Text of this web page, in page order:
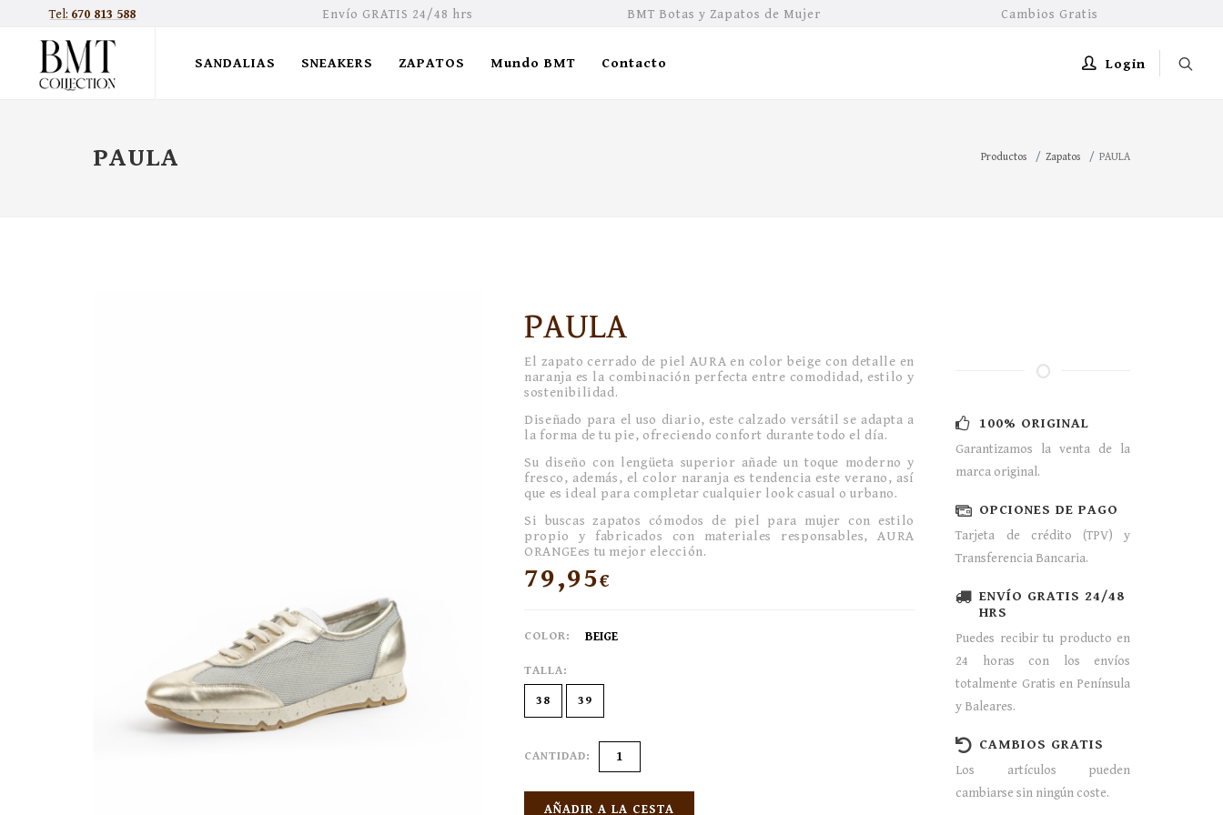
Tel: 670 813 588 Envío GRATIS 24/48 hrs BMT Botas y Zapatos de Mujer Cambios Gratis
SANDALIAS SNEAKERS ZAPATOS Mundo BMT Contacto Login
PAULA Productos Zapatos PAULA
PAULA
El zapato cerrado de piel AURA en color beige con detalle en
naranja es la combinación perfecta entre comodidad, estilo y
sostenibilidad.
Diseñado para el uso diario, este calzado versátil se adapta a
la forma de tu pie, ofreciendo confort durante todo el día.
Su diseño con lengüeta superior añade un toque moderno y
fresco, además, el color naranja es tendencia este verano, así
que es ideal para completar cualquier look casual o urbano.
Si buscas zapatos cómodos de piel para mujer con estilo
propio y fabricados con materiales responsables, AURA
ORANGEes tu mejor elección.
79,95€
COLOR: BEIGE
TALLA:
38 39
CANTIDAD:
AÑADIR A LA CESTA
100% ORIGINAL
Garantizamos la venta de la
marca original.
OPCIONES DE PAGO
Tarjeta de crédito (TPV) y
Transferencia Bancaria.
ENVÍO GRATIS 24/48
HRS
Puedes recibir tu producto en
24 horas con los envíos
totalmente Gratis en Península
y Baleares.
CAMBIOS GRATIS
Los artículos pueden
cambiarse sin ningún coste.